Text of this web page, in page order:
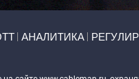
АНАЛИТИКА